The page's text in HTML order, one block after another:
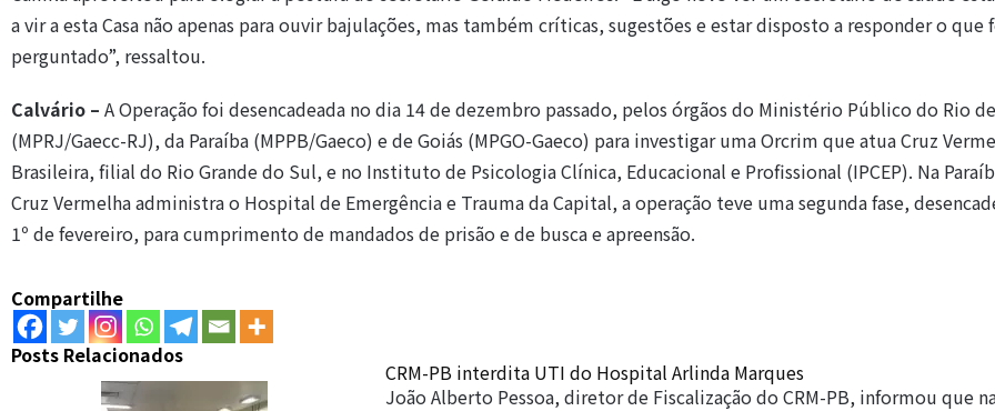
a vir a esta Casa não apenas para ouvir bajulações, mas também críticas, sugestões e estar disposto a responder o que
perguntado”, ressaltou.
Calvário – A Operação foi desencadeada no dia 14 de dezembro passado, pelos órgãos do Ministério Público do Rio
(MPRJ/Gaecc-RJ), da Paraíba (MPPB/Gaeco) e de Goiás (MPGO-Gaeco) para investigar uma Orcrim que atua Cruz
Brasileira, filial do Rio Grande do Sul, e no Instituto de Psicologia Clínica, Educacional e Profissional (IPCEP). Na
Cruz Vermelha administra o Hospital de Emergência e Trauma da Capital, a operação teve uma segunda fase,
1º de fevereiro, para cumprimento de mandados de prisão e de busca e apreensão.
Compartilhe
Posts Relacionados
CRM-PB interdita UTI do Hospital Arlinda Marques
João Alberto Pessoa, diretor de Fiscalização do CRM-PB, informou que